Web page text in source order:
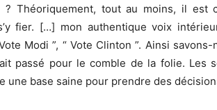
Théoriquement, tout au moins, il est
fier. […] mon authentique voix
Modi ”, “ Vote Clinton ”. Ainsi
passé pour le comble de la folie. Les
une base saine pour prendre des